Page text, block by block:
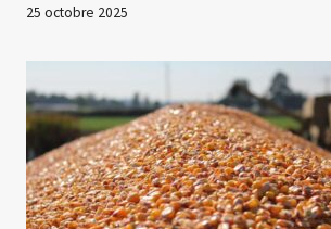
25 octobre 2025